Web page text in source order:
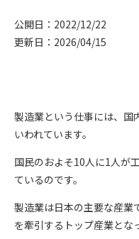
公開日：2022/12/22
更新日：2026/04/15
製造業という仕事には、国
いわれています。
国民のおよそ10人に1人が
ているのです。
製造業は日本の主要な産業
を牽引するトップ産業とな